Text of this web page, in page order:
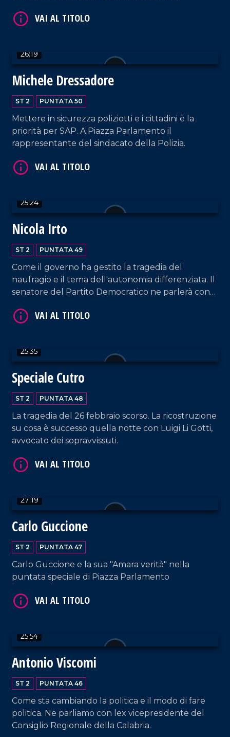
26:19
Michele Dressadore
ST 2 PUNTATA 50
Mettere in sicurezza poliziotti e i cittadini è la
priorità per SAP. A Piazza Parlamento il
rappresentante del sindacato della Polizia.
25:24
Nicola Irto
ST 2 PUNTATA 49
Come il governo ha gestito la tragedia del
naufragio e il tema dell'autonomia differenziata. Il
senatore del Partito Democratico ne parlerà con
25:35
Speciale Cutro
ST 2 PUNTATA 48
La tragedia del 26 febbraio scorso. La ricostruzione
su cosa è successo quella notte con Luigi Li Gotti,
avvocato dei sopravvissuti.
VAI AL TITOLO
27:19
Carlo Guccione
ST 2 PUNTATA 47
Carlo Guccione e la sua "Amara verità" nella
puntata speciale di Piazza Parlamento
VAI AL TITOLO
25:54
Antonio Viscomi
ST 2 PUNTATA 46
Come sta cambiando la politica e il modo di fare
politica. Ne parliamo con lex vicepresidente del
Consiglio Regionale della Calabria.
VAI AL TITOLO
VAI AL TITOLO
VAI AL TITOLO